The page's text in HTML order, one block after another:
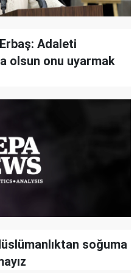
Adaleti
olsun onu uyarmak
soğuma